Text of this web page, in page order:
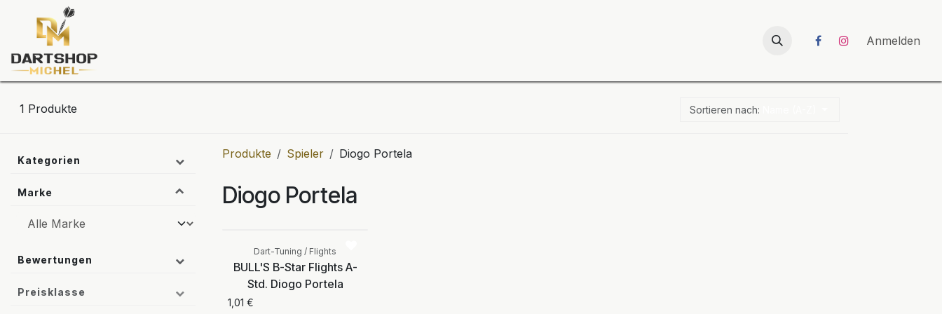
Zum Inhalt springen
UNICORN-Launch 2026 Anmelden
1 Produkte Sortieren nach:
Kategorien
Marke
Bewertungen
Preisklasse
Produkte Spieler Diogo Portela
Diogo Portela
Dart-Tuning / Flights
BULL'S B-Star Flights A-
Std. Diogo Portela
1,01 €